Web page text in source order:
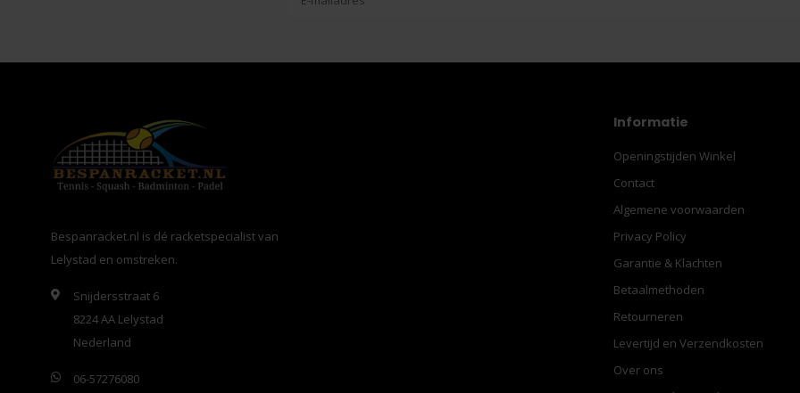
Bespanracket.nl is dé racketspecialist van
Lelystad en omstreken.
Snijdersstraat 6
8224 AA Lelystad
Nederland
06-57276080
Informatie
Openingstijden Winkel
Contact
Algemene voorwaarden
Privacy Policy
Garantie & Klachten
Betaalmethoden
Retourneren
Levertijd en Verzendkosten
Over ons